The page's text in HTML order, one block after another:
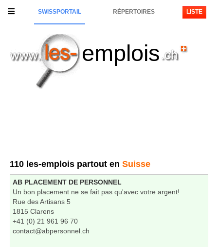
SWISSPORTAIL RÉPERTOIRES LISTE
emplois
110 les-emplois partout en Suisse
AB PLACEMENT DE PERSONNEL
Un bon placement ne se fait pas qu'avec votre argent!
Rue des Artisans 5
1815 Clarens
+41 (0) 21 961 96 70
contact@abpersonnel.ch